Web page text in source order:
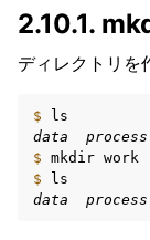
2.10.1.
ディレクトリを
$
data
$ mkdir
$
data